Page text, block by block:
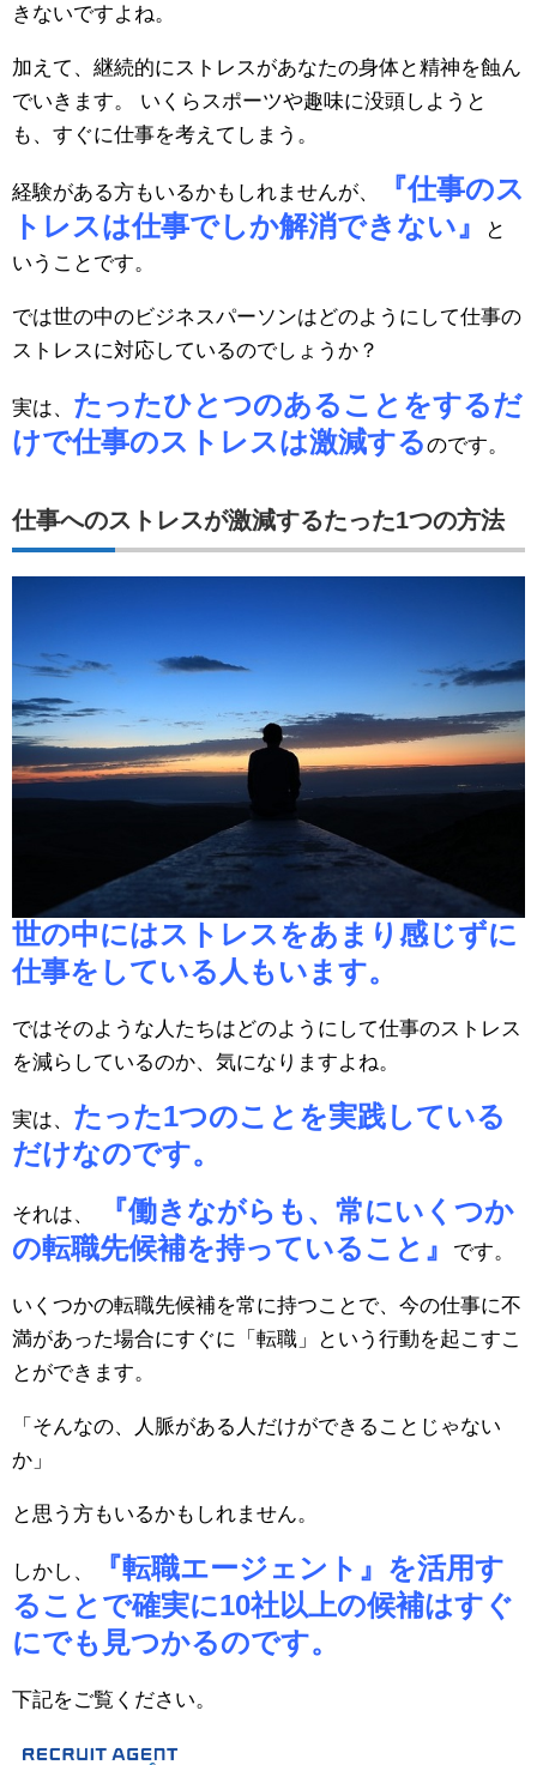
きないですよね。
加えて、継続的にストレスがあなたの身体と精神を蝕ん
でいきます。 いくらスポーツや趣味に没頭しようと
も、すぐに仕事を考えてしまう。
経験がある方もいるかもしれませんが、
『仕事のス
トレスは仕事でしか解消できない』
と
いうことです。
では世の中のビジネスパーソンはどのようにして仕事の
ストレスに対応しているのでしょうか？
実は、 たったひとつのあることをするだ
けで仕事のストレスは激減するのです。
仕事へのストレスが激減するたった1つの方法
世の中にはストレスをあまり感じずに
仕事をしている人もいます。
ではそのような人たちはどのようにして仕事のストレス
を減らしているのか、気になりますよね。
実は、 たった1つのことを実践している
だけなのです。
それは、
『働きながらも、常にいくつか
の転職先候補を持っていること』
です。
いくつかの転職先候補を常に持つことで、今の仕事に不
満があった場合にすぐに「転職」という行動を起こすこ
とができます。
「そんなの、人脈がある人だけができることじゃない
か」
と思う方もいるかもしれません。
しかし、
『転職エージェント』を活用す
ることで確実に10社以上の候補はすぐ
にでも見つかるのです。
下記をご覧ください。